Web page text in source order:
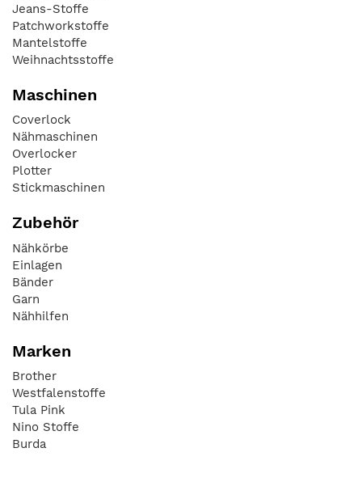
Jeans-Stoffe
Patchworkstoffe
Mantelstoffe
Weihnachtsstoffe
Maschinen
Coverlock
Nähmaschinen
Overlocker
Plotter
Stickmaschinen
Zubehör
Nähkörbe
Einlagen
Bänder
Garn
Nähhilfen
Marken
Brother
Westfalenstoffe
Tula Pink
Nino Stoffe
Burda